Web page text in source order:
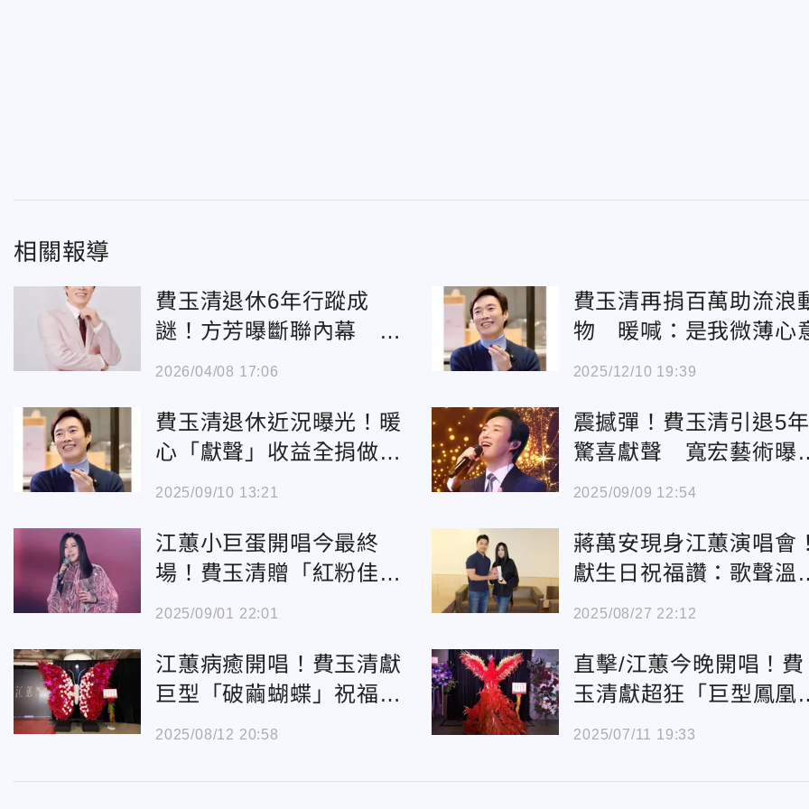
相關報導
費玉清退休6年行蹤成
謎！方芳曝斷聯內幕 暖
喊：朋友永遠在
2026/04/08 17:06
費玉清再捐百萬助流浪
物 暖喊：是我微薄心
2025/12/10 19:39
費玉清退休近況曝光！暖
心「獻聲」收益全捐做公
益
2025/09/10 13:21
震撼彈！費玉清引退5年
驚喜獻聲 寬宏藝術曝
「珍貴音源」錄製時間
2025/09/09 12:54
江蕙小巨蛋開唱今最終
場！費玉清贈「紅粉佳
人」花禮藏浪漫巧思
2025/09/01 22:01
蔣萬安現身江蕙演唱會
獻生日祝福讚：歌聲溫
人心
2025/08/27 22:12
江蕙病癒開唱！費玉清獻
巨型「破繭蝴蝶」祝福：
綻放生命的光芒
2025/08/12 20:58
直擊/江蕙今晚開唱！費
玉清獻超狂「巨型鳳凰
賀再展金嗓
2025/07/11 19:33